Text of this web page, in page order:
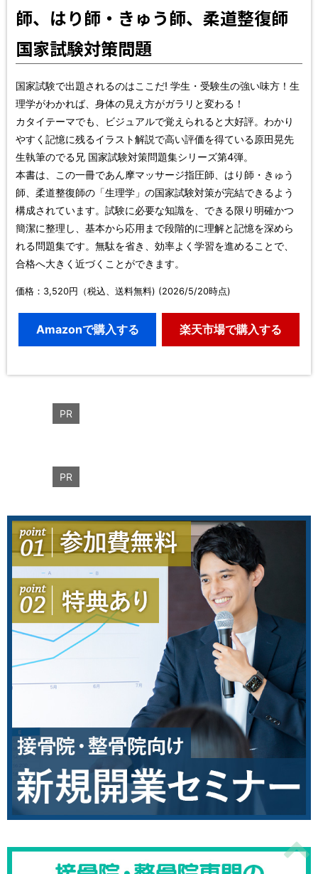
師、はり師・きゅう師、柔道整復師
国家試験対策問題
国家試験で出題されるのはここだ! 学生・受験生の強い味方！生
理学がわかれば、身体の見え方がガラリと変わる！
カタイテーマでも、ビジュアルで覚えられると大好評。わかり
やすく記憶に残るイラスト解説で高い評価を得ている原田晃先
生執筆のでる兄 国家試験対策問題集シリーズ第4弾。
本書は、この一冊であん摩マッサージ指圧師、はり師・きゅう
師、柔道整復師の「生理学」の国家試験対策が完結できるよう
構成されています。試験に必要な知識を、できる限り明確かつ
簡潔に整理し、基本から応用まで段階的に理解と記憶を深めら
れる問題集です。無駄を省き、効率よく学習を進めることで、
合格へ大きく近づくことができます。
価格：3,520円（税込、送料無料) (2026/5/20時点)
Amazonで購入する 楽天市場で購入する
PR
PR